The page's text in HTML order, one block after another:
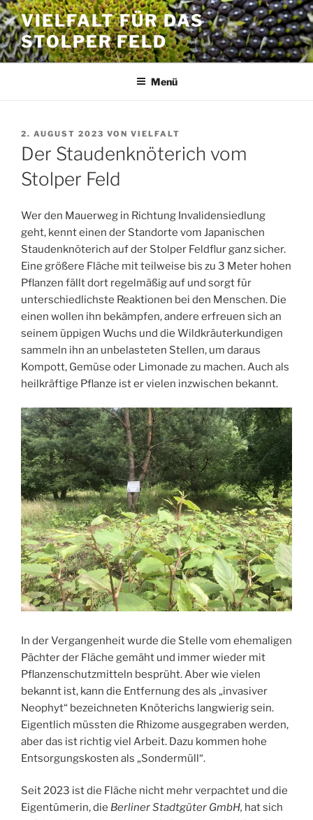
Zum
Inhalt
springen
VIELFALT FÜR DAS
STOLPER FELD
Menü
VERÖFFENTLICHT
AM
2. AUGUST 2023 VON VIELFALT
Der Staudenknöterich vom
Stolper Feld
Wer den Mauerweg in Richtung Invalidensiedlung
geht, kennt einen der Standorte vom Japanischen
Staudenknöterich auf der Stolper Feldflur ganz sicher.
Eine größere Fläche mit teilweise bis zu 3 Meter hohen
Pflanzen fällt dort regelmäßig auf und sorgt für
unterschiedlichste Reaktionen bei den Menschen. Die
einen wollen ihn bekämpfen, andere erfreuen sich an
seinem üppigen Wuchs und die Wildkräuterkundigen
sammeln ihn an unbelasteten Stellen, um daraus
Kompott, Gemüse oder Limonade zu machen.Auch als
heilkräftige Pflanze ist er vielen inzwischen bekannt.
In der Vergangenheit wurde die Stelle vom ehemaligen
Pächter der Fläche gemäht und immer wieder mit
Pflanzenschutzmitteln besprüht. Aber wie vielen
bekannt ist, kann die Entfernung des als „invasiver
Neophyt“ bezeichneten Knöterichs langwierig sein.
Eigentlich müssten die Rhizome ausgegraben werden,
aber das ist richtig viel Arbeit. Dazu kommen hohe
Entsorgungskosten als „Sondermüll“.
Seit 2023 ist die Fläche nicht mehr verpachtet und die
Eigentümerin, die BerlinerStadtgüter GmbH, hat sich